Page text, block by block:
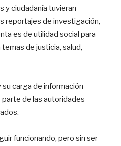
y ciudadanía tuvieran
reportajes de investigación,
es de utilidad social para
de justicia, salud,
su carga de información
de las autoridades
funcionando, pero sin ser